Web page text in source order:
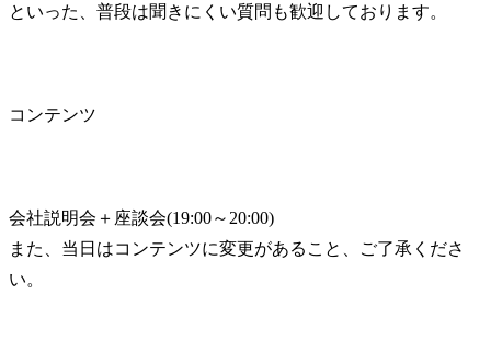
といった、普段は聞きにくい質問も歓迎しております。
コンテンツ
会社説明会＋座談会(19:00～20:00)
また、当日はコンテンツに変更があること、ご了承くださ
い。